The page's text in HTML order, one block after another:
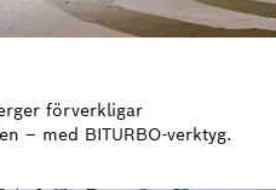
förverkligar
– med BITURBO-verktyg.